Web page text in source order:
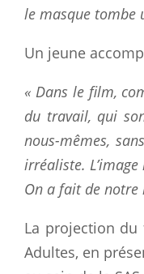
le masque tombe
Un jeune
« Dans le film,
du travail, qui
nous-mêmes,
irréaliste. L’image
On a fait de notre
La projection du
Adultes, en